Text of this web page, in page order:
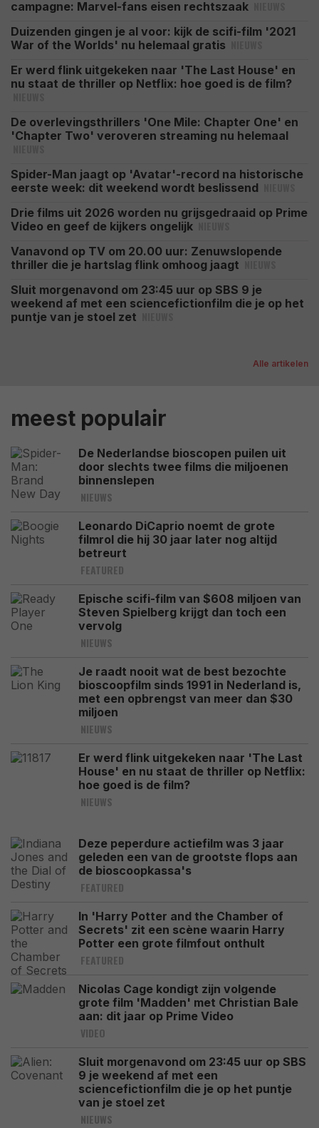
campagne: Marvel-fans eisen rechtszaak
Duizenden gingen je al voor: kijk de scifi-film '2021
War of the Worlds' nu helemaal gratis
Er werd flink uitgekeken naar 'The Last House' en
nu staat de thriller op Netflix: hoe goed is de film?
De overlevingsthrillers 'One Mile: Chapter One' en
'Chapter Two' veroveren streaming nu helemaal
Spider-Man jaagt op 'Avatar'-record na historische
eerste week: dit weekend wordt beslissend
Drie films uit 2026 worden nu grijsgedraaid op Prime
Video en geef de kijkers ongelijk
Vanavond op TV om 20.00 uur: Zenuwslopende
thriller die je hartslag flink omhoog jaagt
Sluit morgenavond om 23:45 uur op SBS 9 je
weekend af met een sciencefictionfilm die je op het
puntje van je stoel zet
Alle artikelen
meest populair
De Nederlandse bioscopen puilen uit
door slechts twee films die miljoenen
binnenslepen
NIEUWS
Leonardo DiCaprio noemt de grote
filmrol die hij 30 jaar later nog altijd
betreurt
FEATURED
Epische scifi-film van $608 miljoen van
Steven Spielberg krijgt dan toch een
vervolg
NIEUWS
Je raadt nooit wat de best bezochte
bioscoopfilm sinds 1991 in Nederland is,
met een opbrengst van meer dan $30
miljoen
NIEUWS
Er werd flink uitgekeken naar 'The Last
House' en nu staat de thriller op Netflix:
hoe goed is de film?
NIEUWS
Deze peperdure actiefilm was 3 jaar
geleden een van de grootste flops aan
de bioscoopkassa's
FEATURED
In 'Harry Potter and the Chamber of
Secrets' zit een scène waarin Harry
Potter een grote filmfout onthult
FEATURED
Nicolas Cage kondigt zijn volgende
grote film 'Madden' met Christian Bale
aan: dit jaar op Prime Video
VIDEO
Sluit morgenavond om 23:45 uur op SBS
9 je weekend af met een
sciencefictionfilm die je op het puntje
van je stoel zet
NIEUWS